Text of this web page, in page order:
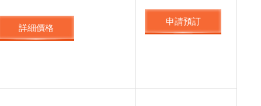
詳細價格
申請預訂